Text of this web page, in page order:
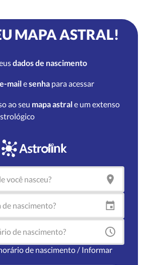
MAPA ASTRAL!
dados de nascimento
e-mailesenha para acessar
ao seu mapa astrale um extenso
de nascimento / Informar